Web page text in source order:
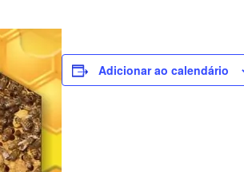
Adicionar ao calendário